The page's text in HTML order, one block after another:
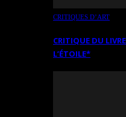
CRITIQUES D’ART
CRITIQUE DU
L’ÉTOILE*